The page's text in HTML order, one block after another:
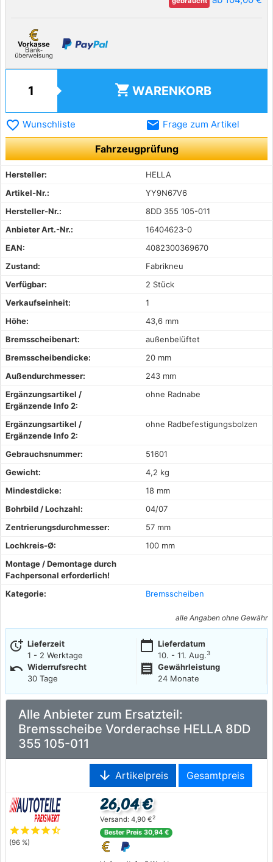
shopping_cart WARENKORB
favorite_border Wunschliste email Frage zum Artikel
Fahrzeugprüfung
Hersteller:
HELLA
Artikel-Nr.:
YY9N67V6
Hersteller-Nr.:
8DD 355 105-011
Anbieter Art.-Nr.:
16404623-0
EAN:
4082300369670
Zustand:
Fabrikneu
Verfügbar:
2 Stück
Verkaufseinheit:
1
Höhe:
43,6 mm
Bremsscheibenart:
außenbelüftet
Bremsscheibendicke:
20 mm
Außendurchmesser:
243 mm
Ergänzungsartikel /
Ergänzende Info 2:
ohne Radnabe
Ergänzungsartikel /
Ergänzende Info 2:
ohne Radbefestigungsbolzen
Gebrauchsnummer:
51601
Gewicht:
4,2 kg
Mindestdicke:
18 mm
Bohrbild / Lochzahl:
04/07
Zentrierungsdurchmesser:
57 mm
Lochkreis-Ø:
100 mm
Montage / Demontage durch
Fachpersonal erforderlich!
Kategorie:
Bremsscheiben
alle Angaben ohne Gewähr
more_time Lieferzeit
1 - 2 Werktage
calendar_today Lieferdatum
10. - 11. Aug.3
undo Widerrufsrecht
30 Tage
receipt
Gewährleistung
24 Monate
Alle Anbieter zum Ersatzteil:
Bremsscheibe Vorderachse HELLA 8DD
355 105-011
arrow_downward Artikelpreis Gesamtpreis
starstarstarstarstar_half
(96 %)
26,04 €
Versand: 4,90 €2
Bester Preis 30,94 €